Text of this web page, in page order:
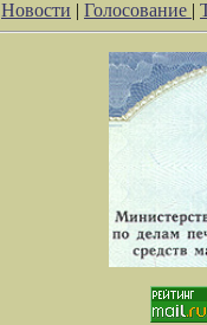
Новости | Голосование |